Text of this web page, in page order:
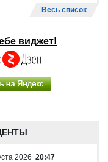
Весь список
виджет!
2026 20:47